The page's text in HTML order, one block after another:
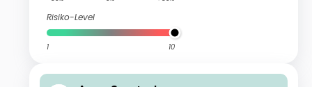
Risiko-Level
1 10